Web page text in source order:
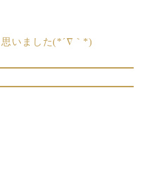
いました(*´∇｀*)